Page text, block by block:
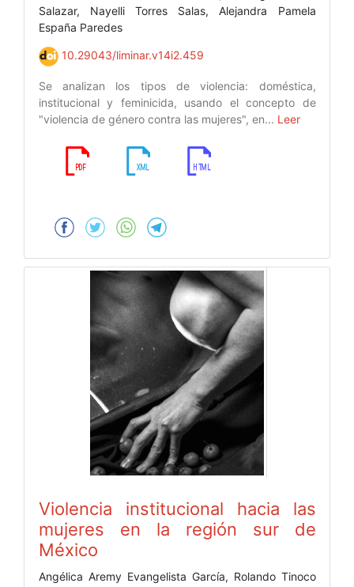
Salazar, Nayelli Torres Salas, Alejandra Pamela
España Paredes
10.29043/liminar.v14i2.459
Se analizan los tipos de violencia: doméstica,
institucional y feminicida, usando el concepto de
"violencia de género contra las mujeres", en... Leer
Violencia institucional hacia las
mujeres en la región sur de
México
Angélica Aremy Evangelista García, Rolando Tinoco